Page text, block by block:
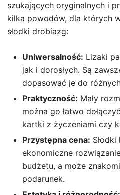
szukających oryginalnych i
kilka powodów, dla których
słodki drobiazg:
Uniwersalność: Lizaki
jak i dorosłych. Są
dopasować je do
Praktyczność: Mały
można go łatwo
kartki z życzeniami czy
Przystępna cena:
ekonomiczne
budżetu, a może
podarunek.